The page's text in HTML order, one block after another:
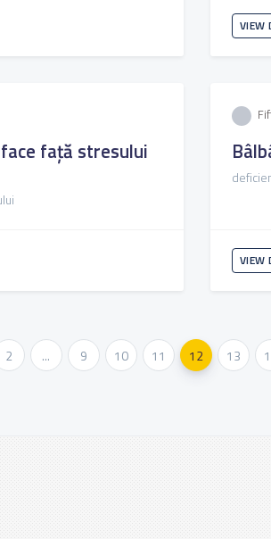
VIEW
față stresului
VIEW
2 ... 9 10 11 12 13